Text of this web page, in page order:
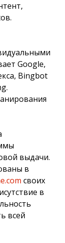
Google,
Bingbot
выдачи.
в
своих
в
всей